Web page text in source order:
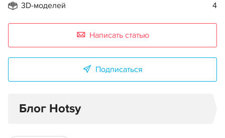
3D-моделей 4
Написать статью
Подписаться
Блог Hotsy